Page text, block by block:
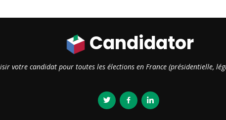
Candidator
votre candidat pour toutes les élections en France (présidentielle,